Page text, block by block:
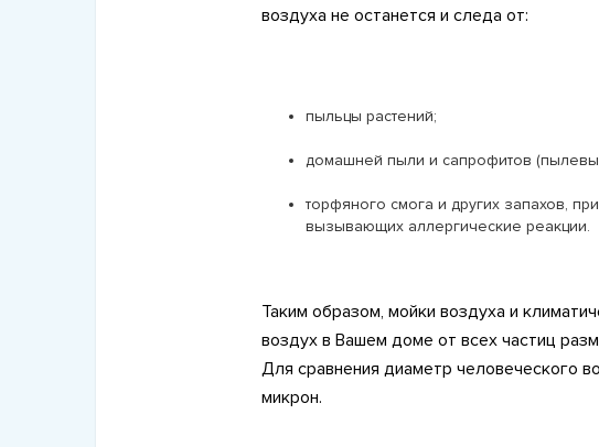
воздуха не останется и следа от:
пыльцы растений;
домашней пыли и сапрофитов
торфяного смога и других запахов,
вызывающих аллергические реакции.
Таким образом, мойки воздуха и
воздух в Вашем доме от всех частиц
Для сравнения диаметр человеческого
микрон.